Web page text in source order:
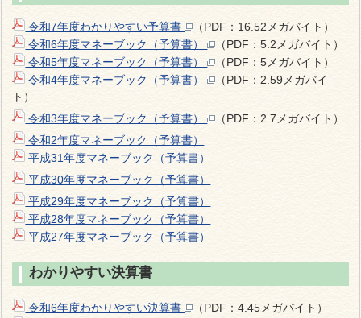
令和7年度わかりやすい予算書
（PDF：16.52メガバイト）
令和6年度マネーブック（予算書）
（PDF：5.2メガバイト）
令和5年度マネーブック（予算書）
（PDF：5メガバイト）
令和4年度マネーブック（予算書）
（PDF：2.59メガバイ
ト）
令和3年度マネーブック（予算書）
（PDF：2.7メガバイト）
令和2年度マネーブック（予算書）
平成31年度マネーブック（予算書）
平成30年度マネーブック（予算書）
平成29年度マネーブック（予算書）
平成28年度マネーブック（予算書）
平成27年度マネーブック（予算書）
わかりやすい決算書
令和6年度わかりやすい決算書
（PDF：4.45メガバイト）